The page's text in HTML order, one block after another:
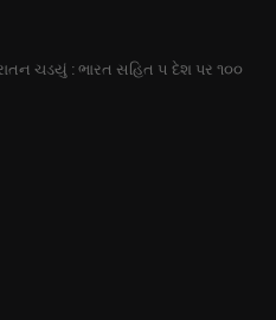
ચડયું : ભારત સહિત ૫ દેશ પર ૧૦૦